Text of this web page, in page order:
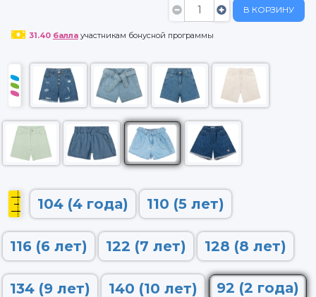
В КОРЗИНУ
31.40 баллаучастникам бонусной программы
104 (4 года) 110 (5 лет)
116 (6 лет) 122 (7 лет) 128 (8 лет)
134 (9 лет) 140 (10 лет) 92 (2 года)